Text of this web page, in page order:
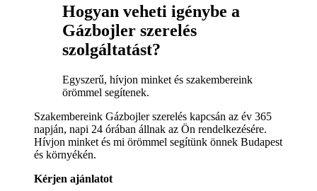
Hogyan veheti igénybe a
Gázbojler szerelés
szolgáltatást?
Egyszerű, hívjon minket és szakembereink
örömmel segítenek.
Szakembereink Gázbojler szerelés kapcsán az év 365
napján, napi 24 órában állnak az Ön rendelkezésére.
Hívjon minket és mi örömmel segítünk önnek Budapest
és környékén.
Kérjen ajánlatot